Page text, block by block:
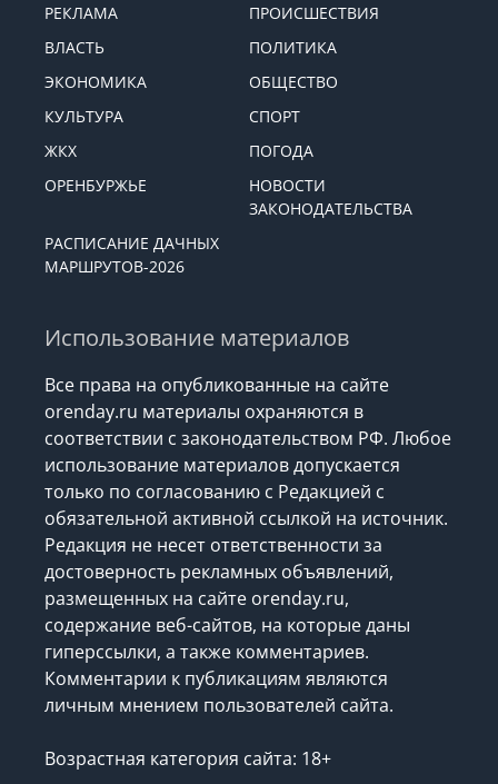
РЕКЛАМА
ПРОИСШЕСТВИЯ
ВЛАСТЬ
ПОЛИТИКА
ЭКОНОМИКА
ОБЩЕСТВО
КУЛЬТУРА
СПОРТ
ЖКХ
ПОГОДА
ОРЕНБУРЖЬЕ
НОВОСТИ
ЗАКОНОДАТЕЛЬСТВА
РАСПИСАНИЕ ДАЧНЫХ
МАРШРУТОВ-2026
Использование материалов
Все права на опубликованные на сайте
orenday.ru материалы охраняются в
соответствии с законодательством РФ. Любое
использование материалов допускается
только по согласованию с Редакцией с
обязательной активной ссылкой на источник.
Редакция не несет ответственности за
достоверность рекламных объявлений,
размещенных на сайте orenday.ru,
содержание веб-сайтов, на которые даны
гиперссылки, а также комментариев.
Комментарии к публикациям являются
личным мнением пользователей сайта.
Возрастная категория сайта: 18+